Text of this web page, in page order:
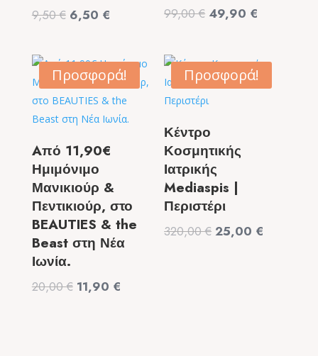
9,50€ Original
9,50 €.
6,50 €
είναι:
6,50 €.
99,00€ Original
99,00 €.
49,90 €
49,90 €.
Προσφορά!
Aπό 11,90€
Ημιμόνιμο
Μανικιούρ &
Πεντικιούρ, στο
BEAUTIES & the
Beast στη Νέα
Ιωνία.
20,00€ Original
11,90 €
Προσφορά!
Κέντρο
Κοσμητικής
Ιατρικής
Mediaspis |
Περιστέρι
320,00€ Original
25,00 €